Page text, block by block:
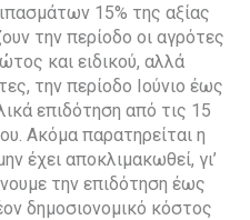
15% της αξίας
την περίοδο οι αγρότες
και ειδικού, αλλά
την περίοδο Ιούνιο έως
επιδότηση από τις 15
Ακόμα παρατηρείται η
έχει αποκλιμακωθεί, γι’
την επιδότηση έως
δημοσιονομικό κόστος